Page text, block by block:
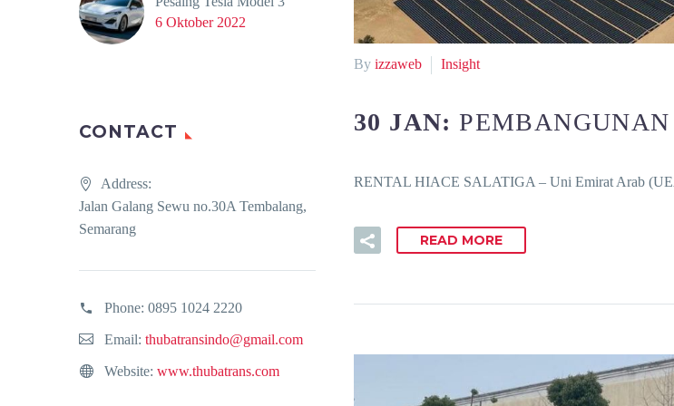
By izzaweb Insight
30 JAN:
RENTAL HIACE SALATIGA – Uni Emirat Arab
READ MORE
6 Oktober 2022
CONTACT
Address:
Jalan Galang Sewu no.30A Tembalang,
Semarang
Phone: 0895 1024 2220
Email: thubatransindo@gmail.com
Website: www.thubatrans.com